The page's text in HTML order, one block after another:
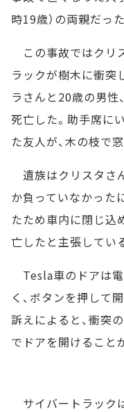
時19歳）の両親だった
この事故ではクリ
ラックが樹木に衝突
ラさんと20歳の男性
死亡した。助手席に
た友人が、木の枝で
遺族はクリスタさ
か負っていなかった
たため車内に閉じ込
亡したと主張してい
Tesla車のドアは電
く、ボタンを押して
訴えによると、衝突
でドアを開けること
サイバートラック